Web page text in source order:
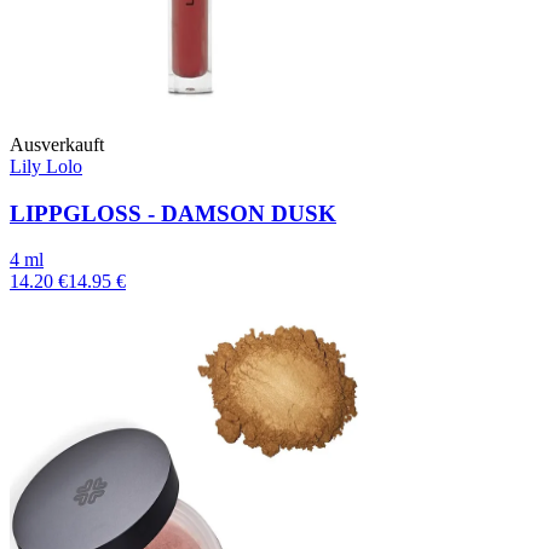
Ausverkauft
Lily Lolo
LIPPGLOSS - DAMSON DUSK
4 ml
14.20 €14.95 €